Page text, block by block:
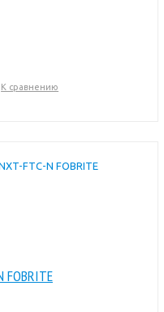
К сравнению
FOBRITE